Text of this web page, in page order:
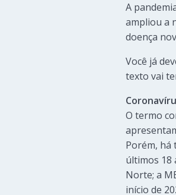
A
ampliou a
doença
Você já
texto vai
O termo
Porém, há
últimos 18
Norte; a
início de